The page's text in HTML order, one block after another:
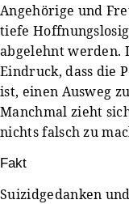
Angehörige und
tiefe
abgelehnt werden.
Eindruck, dass die
ist, einen Ausweg
Manchmal zieht
nichts falsch zu
Fakt
Suizidgedanken